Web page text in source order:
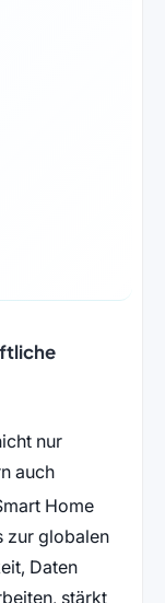
nur
auch
Home
zur globalen
Daten
stärkt